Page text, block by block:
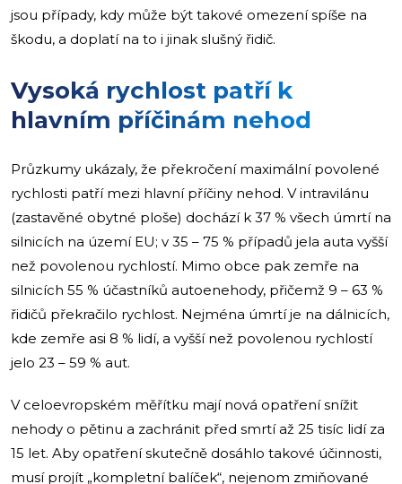
jsou případy, kdy může být takové omezení spíše na
škodu, a doplatí na to i jinak slušný řidič.
Vysoká rychlost patří k
hlavním příčinám nehod
Průzkumy ukázaly, že překročení maximální povolené
rychlosti patří mezi hlavní příčiny nehod. V intravilánu
(zastavěné obytné ploše) dochází k 37 % všech úmrtí na
silnicích na území EU; v 35 – 75 % případů jela auta vyšší
než povolenou rychlostí. Mimo obce pak zemře na
silnicích 55 % účastníků autoenehody, přičemž 9 – 63 %
řidičů překračilo rychlost. Nejména úmrtí je na dálnicích,
kde zemře asi 8 % lidí, a vyšší než povolenou rychlostí
jelo 23 – 59 % aut.
V celoevropském měřítku mají nová opatření snížit
nehody o pětinu a zachránit před smrtí až 25 tisíc lidí za
15 let. Aby opatření skutečně dosáhlo takové účinnosti,
musí projít „kompletní balíček“, nejenom zmiňované